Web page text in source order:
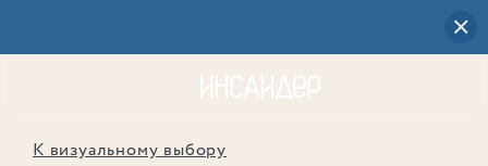
К визуальному выбору